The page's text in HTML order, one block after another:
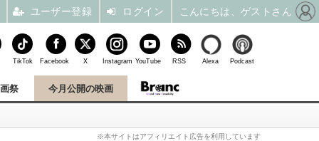
祭 今月公開の映画
※本サイトはアフィリエイト広告を利用しています
TikTok Facebook X Instagram YouTube RSS Alexa Podcast
ユーザー登録 ログイン こんにちは、ゲストさん